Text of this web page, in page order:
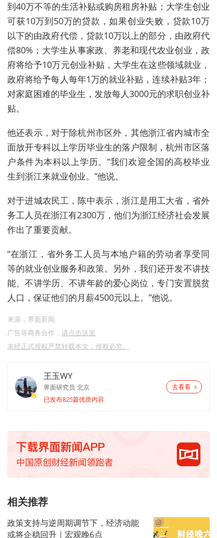
到40万不等的生活补贴或购房租房补贴；大学生创业
可获10万到50万的贷款，如果创业失败，贷款10万
以下的由政府代偿，贷款10万以上的部分，由政府代
偿80%；大学生从事家政、养老和现代农业创业，政
府将给予10万元创业补贴，大学生在这些领域就业，
政府将给予每人每年1万的就业补贴，连续补贴3年；
对家庭困难的毕业生，发放每人3000元的求职创业补
贴。
他还表示，对于除杭州市区外，其他浙江省内城市全
面放开专科以上学历毕业生的落户限制，杭州市区落
户条件为本科以上学历。“我们欢迎全国的高校毕业
生到浙江来就业创业。”他说。
对于进城农民工，陈中表示，浙江是用工大省，省外
务工人员在浙江有2300万，他们为浙江经济社会发展
作出了重要贡献。
“在浙江，省外务工人员与本地户籍的劳动者享受同
等的就业创业服务和政策。另外，我们还开发不讲技
能、不讲学历、不讲年龄的爱心岗位，专门安置脱贫
人口，保证他们的月薪4500元以上。”他说。
来源：界面新闻
广告等商务合作， 请点击这里
未经正式授权严禁转载本文，侵权必究。
王玉WY
界面研究员 北京
已发布825篇优质内容
去看看
相关推荐
政策支持与逆周期调节下，经济动能
或将企稳回升｜宏观晚6点